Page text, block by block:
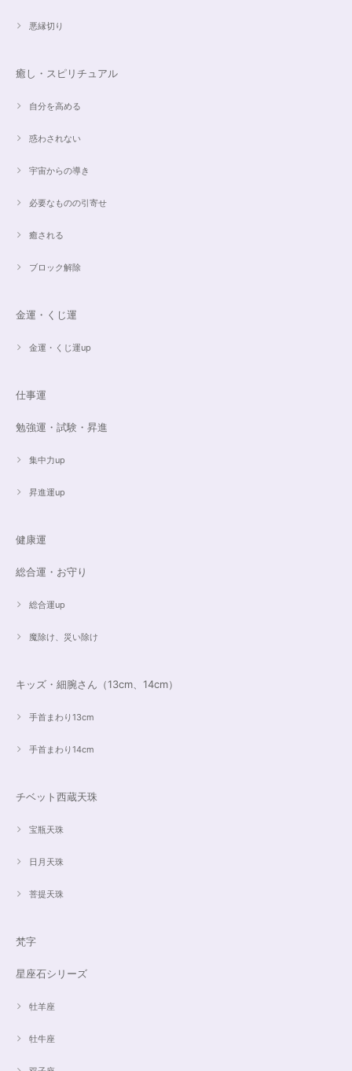
す。ありがとうございました。
で、梱包も綺麗にして頂きありがとうございました😊 次に購入する時もこ
ちらでお願いしたいと思います☺️
昨日無事届きました！ 江戸川乱歩と明智小五郎にまさにイメージピッタリ
の、なんとも不思議な雰囲気のするブレスです。 サイズ直しで入れていた
ないのでうまく表現できません。 ただ、想像通りおしゃれで素敵でした！
悪縁切り
癒し・スピリチュアル
自分を高める
惑わされない
宇宙からの導き
必要なものの引寄せ
癒される
ブロック解除
金運・くじ運
金運・くじ運up
仕事運
勉強運・試験・昇進
集中力up
昇進運up
健康運
総合運・お守り
総合運up
魔除け、災い除け
キッズ・細腕さん（13cm、14cm）
手首まわり13cm
手首まわり14cm
チベット西蔵天珠
宝瓶天珠
日月天珠
菩提天珠
梵字
星座石シリーズ
牡羊座
牡牛座